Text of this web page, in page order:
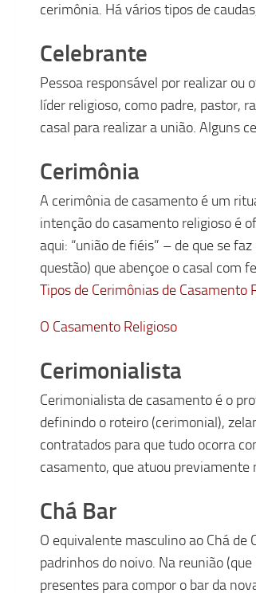
cerimônia. Há vários tipos de
Celebrante
Pessoa responsável por realizar ou
líder religioso, como padre, pastor,
casal para realizar a união. Alguns
Cerimônia
A cerimônia de casamento é um
intenção do casamento religioso é
aqui: “união de fiéis” – de que se
questão) que abençoe o casal com
Tipos de Cerimônias de Casamento
O Casamento Religioso
Cerimonialista
Cerimonialista de casamento é o
definindo o roteiro (cerimonial),
contratados para que tudo ocorra
casamento, que atuou previamente
Chá Bar
O equivalente masculino ao Chá de
padrinhos do noivo. Na reunião
presentes para compor o bar da